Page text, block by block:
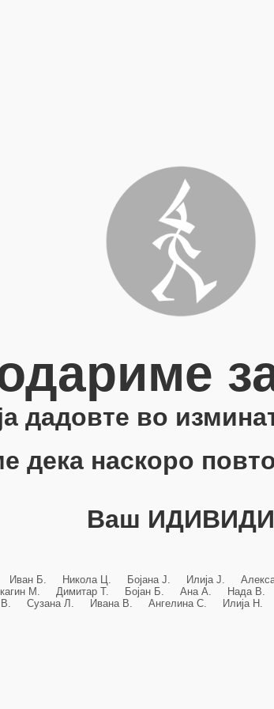
дадовте во
дека наскоро
Ваш ИДИВИДИ
Иван Б. Никола Ц. Бојана Ј. Илија Ј.
М. Димитар Т. Бојан Б. Ана А. Нада
В. Сузана Л. Ивана В. Ангелина С. Илија Н.